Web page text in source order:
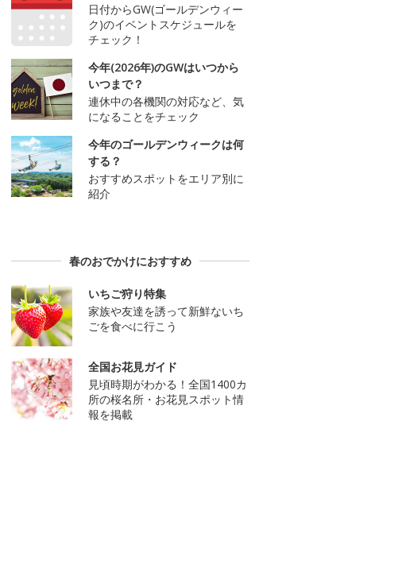
日付からGW(ゴールデンウィー
ク)のイベントスケジュールを
チェック！
今年(2026年)のGWはいつから
いつまで？
連休中の各機関の対応など、気
になることをチェック
今年のゴールデンウィークは何
する？
おすすめスポットをエリア別に
紹介
春のおでかけにおすすめ
いちご狩り特集
家族や友達を誘って新鮮ないち
ごを食べに行こう
全国お花見ガイド
見頃時期がわかる！全国1400カ
所の桜名所・お花見スポット情
報を掲載